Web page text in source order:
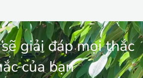
giải đáp mọi thắc
của bạn